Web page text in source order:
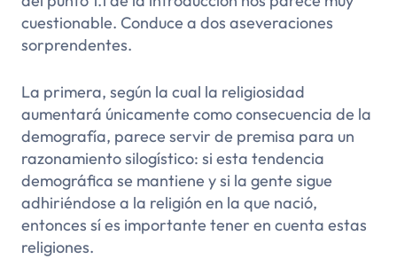
cuestionable. Conduce a dos aseveraciones
sorprendentes.
La primera, según la cual la religiosidad
aumentará únicamente como consecuencia de la
demografía, parece servir de premisa para un
razonamiento silogístico: si esta tendencia
demográfica se mantiene y si la gente sigue
adhiriéndose a la religión en la que nació,
entonces sí es importante tener en cuenta estas
religiones.